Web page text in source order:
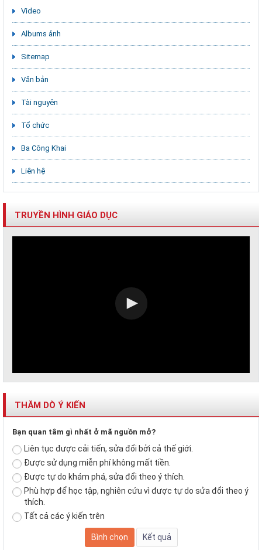
Video
Albums ảnh
Sitemap
Văn bản
Tài nguyên
Tổ chức
Ba Công Khai
Liên hệ
TRUYỀN HÌNH GIÁO DỤC
THĂM DÒ Ý KIẾN
Bạn quan tâm gì nhất ở mã nguồn mở?
Liên tục được cải tiến, sửa đổi bởi cả thế giới.
Được sử dụng miễn phí không mất tiền.
Được tự do khám phá, sửa đổi theo ý thích.
Phù hợp để học tập, nghiên cứu vì được tự do sửa đổi theo ý
thích.
Tất cả các ý kiến trên